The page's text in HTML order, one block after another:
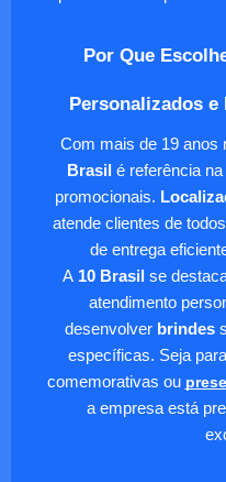
Por Que
Personalizados
Com mais de 19 anos
Brasil é referência
promocionais.
atende clientes de
de entrega
A10 Brasilse
atendimento
desenvolver brindes
específicas. Seja
comemorativas ou
a empresa está